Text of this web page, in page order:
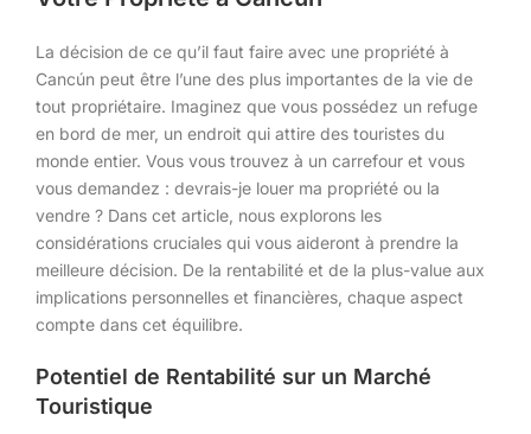
La décision de ce qu’il faut faire avec une propriété à
Cancún peut être l’une des plus importantes de la vie de
tout propriétaire. Imaginez que vous possédez un refuge
en bord de mer, un endroit qui attire des touristes du
monde entier. Vous vous trouvez à un carrefour et vous
vous demandez : devrais-je louer ma propriété ou la
vendre ? Dans cet article, nous explorons les
considérations cruciales qui vous aideront à prendre la
meilleure décision. De la rentabilité et de la plus-value aux
implications personnelles et financières, chaque aspect
compte dans cet équilibre.
Potentiel de Rentabilité sur un Marché
Touristique